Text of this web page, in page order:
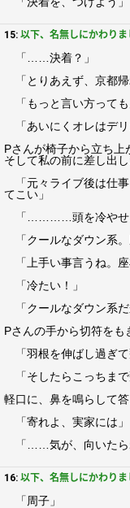
15: 以下、名無しにかわり
「……決着？」
「とりあえず、京都帰
「もっと言い方っても
「あいにくオレはデリ
Pさんが椅子から立ち上
そして私の前に差し出
「元々ライブ後は仕
てこい」
「…………頭を冷やせ
「クールなダウン系。
「上手い事言うね。座
「冷たい！」
「クールなダウン系だ
Pさんの手から切符をも
「羽根を伸ばし過ぎて
「そしたらこっちまで
軽口に、鼻を鳴らして答
「寄れよ、実家には」
「……気が、向いたら
16: 以下、名無しにかわり
「周子」